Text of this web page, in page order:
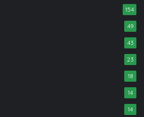
154
49
43
23
18
14
14